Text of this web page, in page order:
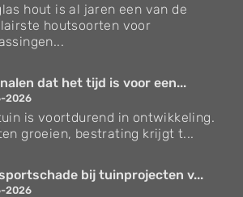
hout is al jaren een van de
houtsoorten voor
dat het tijd is voor een...
2026
is voortdurend in ontwikkeling.
groeien, bestrating krijgt t...
bij tuinprojecten v...
2026